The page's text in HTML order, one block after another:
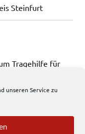
unseren Service zu
Steinfurt
Tragehilfe für